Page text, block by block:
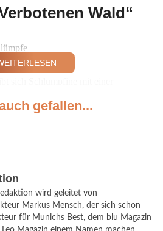
Wald“
Reise in den „Verbotenen Wald“.
voller Action und Gefahren.
Geringeres als die Enthüllung
in der Schlumpf-Geschichte!
gefallen...
wird geleitet von
Markus Mensch, der sich schon
für Munichs Best, dem blu Magazin